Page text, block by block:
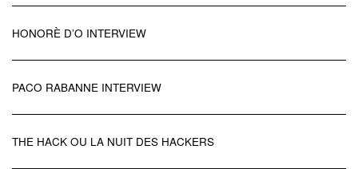
HONORÈ D’O INTERVIEW
PACO RABANNE INTERVIEW
THE HACK OU LA NUIT DES HACKERS